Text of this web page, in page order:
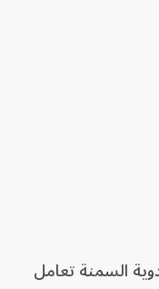
السمنة تعامل